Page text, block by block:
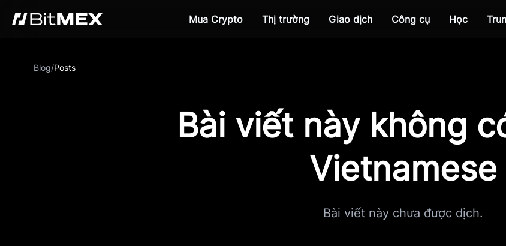
Mua Crypto Thị trường Giao dịch Công cụ Học
Blog/Posts
Bài viết này không
Vietnamese
Bài viết này chưa được dịch.